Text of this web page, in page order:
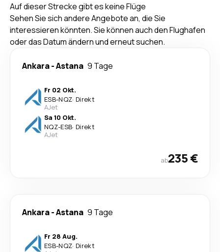
Auf dieser Strecke gibt es keine Flüge
Sehen Sie sich andere Angebote an, die Sie
interessieren könnten. Sie können auch den Flughafen
oder das Datum ändern und erneut suchen.
Ankara-Astana 9 Tage
Fr 02 Okt.
ESB-NQZ· Direkt
AJet
Sa 10 Okt.
NQZ-ESB· Direkt
AJet
ab235 €
Ankara-Astana 9 Tage
Fr 28 Aug.
ESB-NQZ· Direkt